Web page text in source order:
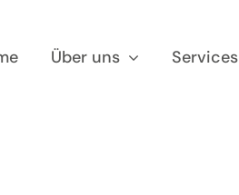
Über uns Services